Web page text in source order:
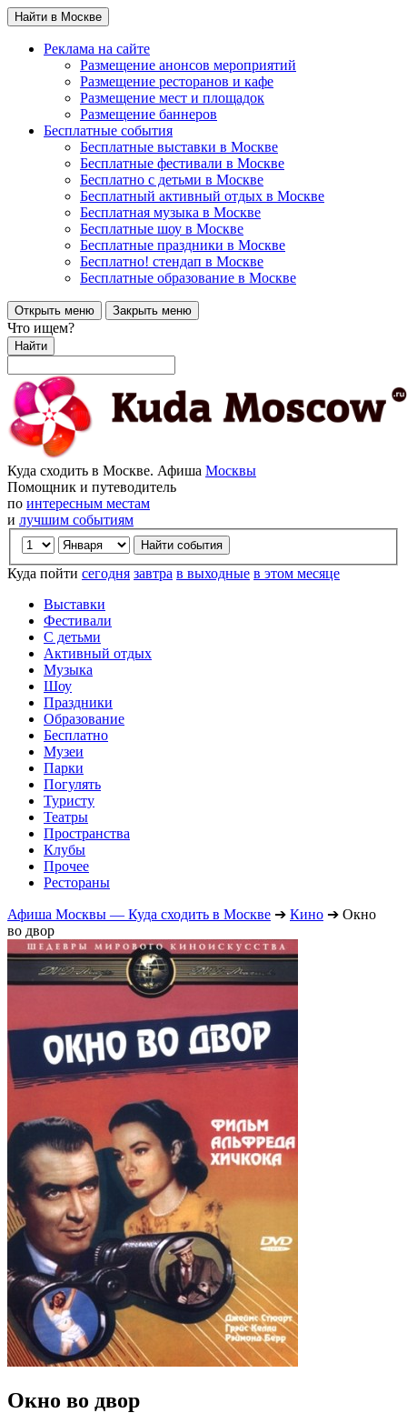
Найти в Москве
Реклама на сайте
Размещение анонсов мероприятий
Размещение ресторанов и кафе
Размещение мест и площадок
Размещение баннеров
Бесплатные события
Бесплатные выставки в Москве
Бесплатные фестивали в Москве
Бесплатно с детьми в Москве
Бесплатный активный отдых в Москве
Бесплатная музыка в Москве
Бесплатные шоу в Москве
Бесплатные праздники в Москве
Бесплатно! стендап в Москве
Бесплатные образование в Москве
Открыть меню Закрыть меню
Что ищем?
Найти
Куда сходить в Москве. Афиша Москвы
Помощник и путеводитель
по интересным местам
и лучшим событиям
Куда пойти сегодня завтра в выходные в этом месяце
Выставки
Фестивали
С детьми
Активный отдых
Музыка
Шоу
Праздники
Образование
Бесплатно
Музеи
Парки
Погулять
Туристу
Театры
Пространства
Клубы
Прочее
Рестораны
Афиша Москвы — Куда сходить в Москве ➔ Кино ➔ Окно
во двор
Окно во двор